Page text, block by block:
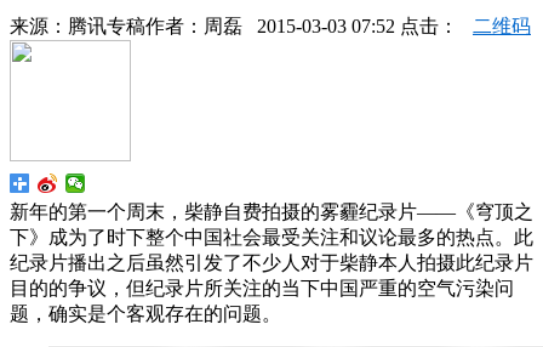
来源： 腾讯专稿作者： 周磊 2015-03-03 07:52 点击： 二维码
新年的第一个周末，柴静自费拍摄的雾霾纪录片——《穹顶之
下》成为了时下整个中国社会最受关注和议论最多的热点。此
纪录片播出之后虽然引发了不少人对于柴静本人拍摄此纪录片
目的的争议，但纪录片所关注的当下中国严重的空气污染问
题，确实是个客观存在的问题。